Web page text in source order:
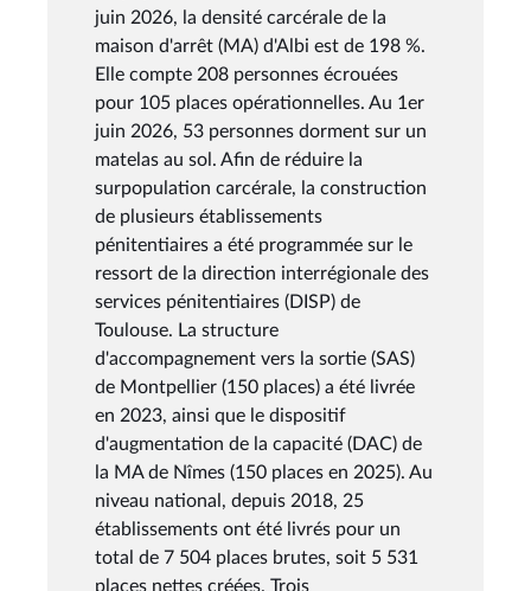
juin 2026, la densité carcérale de la
maison d'arrêt (MA) d'Albi est de 198 %.
Elle compte 208 personnes écrouées
pour 105 places opérationnelles. Au 1er
juin 2026, 53 personnes dorment sur un
matelas au sol. Afin de réduire la
surpopulation carcérale, la construction
de plusieurs établissements
pénitentiaires a été programmée sur le
ressort de la direction interrégionale des
services pénitentiaires (DISP) de
Toulouse. La structure
d'accompagnement vers la sortie (SAS)
de Montpellier (150 places) a été livrée
en 2023, ainsi que le dispositif
d'augmentation de la capacité (DAC) de
la MA de Nîmes (150 places en 2025). Au
niveau national, depuis 2018, 25
établissements ont été livrés pour un
total de 7 504 places brutes, soit 5 531
places nettes créées. Trois